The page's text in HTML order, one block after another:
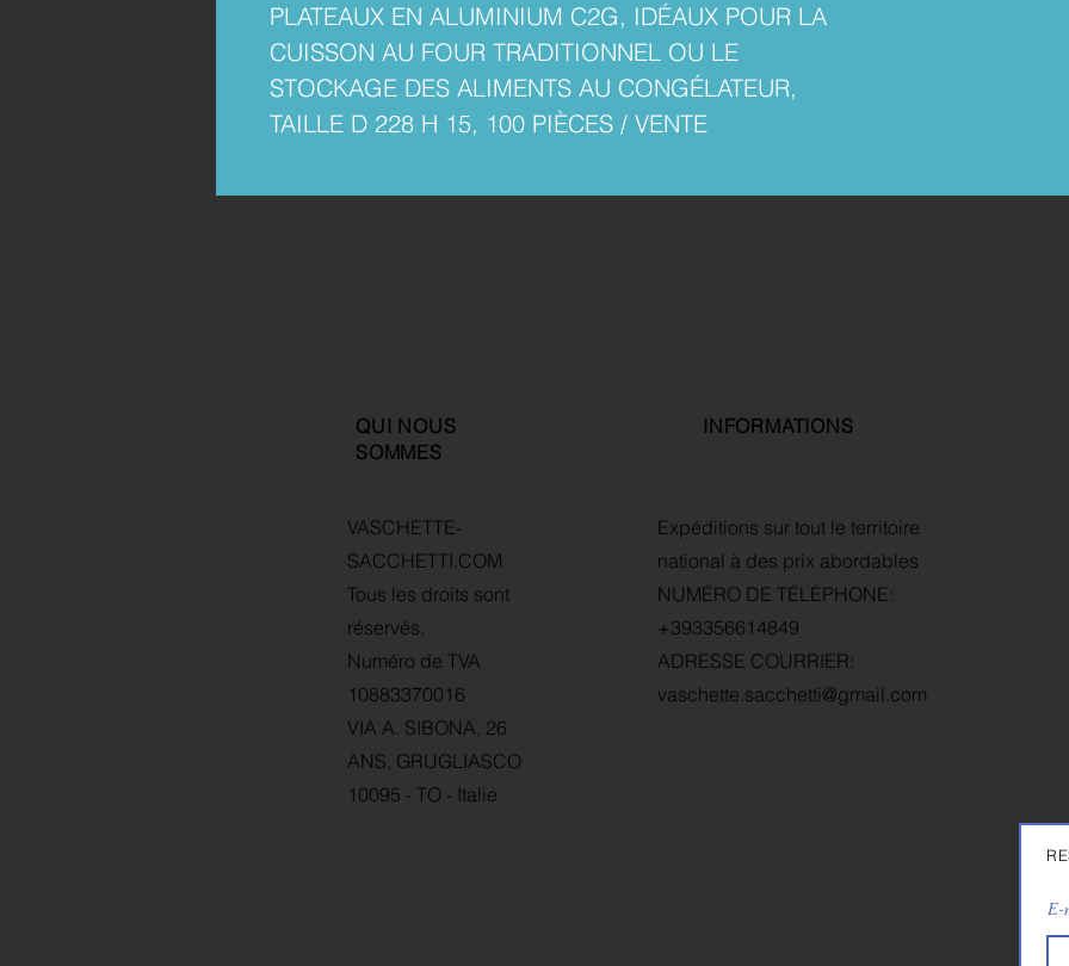
PLATEAUX EN ALUMINIUM C2G, IDÉAUX POUR LA
CUISSON AU FOUR TRADITIONNEL OU LE
STOCKAGE DES ALIMENTS AU CONGÉLATEUR,
TAILLE D 228 H 15, 100 PIÈCES / VENTE
QUI NOUS
SOMMES
VASCHETTE-
SACCHETTI.COM
Tous les droits sont
réservés.
Numéro de TVA
10883370016
VIA A. SIBONA, 26
ANS, GRUGLIASCO
10095 - TO - Italie
INFORMATIONS
Expéditions sur tout le territoire
national à des prix abordables
NUMÉRO DE TÉLÉPHONE:
+393356614849
ADRESSE COURRIER:
vaschette.sacchetti@gmail.com
E-